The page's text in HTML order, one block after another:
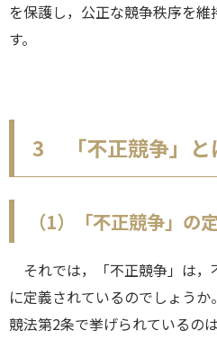
を保護し，公正な競争秩序を
す。
3 「不正競争」と
（1）「不正競争」の
それでは，「不正競争」は，
に定義されているのでしょう
競法第2条で挙げられているの